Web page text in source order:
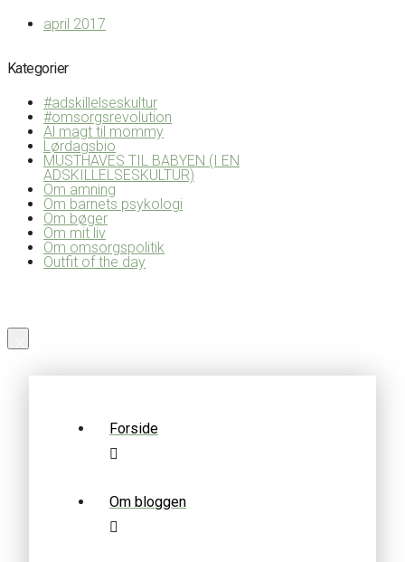
april 2017
Kategorier
#adskillelseskultur
#omsorgsrevolution
Al magt til mommy
Lørdagsbio
MUSTHAVES TIL BABYEN (I EN
ADSKILLELSESKULTUR)
Om amning
Om barnets psykologi
Om bøger
Om mit liv
Om omsorgspolitik
Outfit of the day
×
Forside
Om bloggen